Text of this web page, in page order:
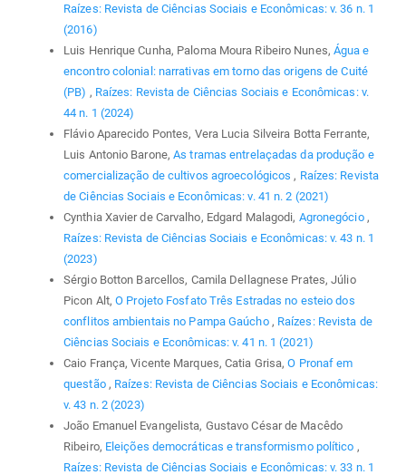
Raízes: Revista de Ciências Sociais e Econômicas: v. 36 n. 1
(2016)
Luis Henrique Cunha, Paloma Moura Ribeiro Nunes, Água e
encontro colonial: narrativas em torno das origens de Cuité
(PB) , Raízes: Revista de Ciências Sociais e Econômicas: v.
44 n. 1 (2024)
Flávio Aparecido Pontes, Vera Lucia Silveira Botta Ferrante,
Luis Antonio Barone,As tramas entrelaçadas da produção e
comercialização de cultivos agroecológicos , Raízes: Revista
de Ciências Sociais e Econômicas: v. 41 n. 2 (2021)
Cynthia Xavier de Carvalho, Edgard Malagodi, Agronegócio ,
Raízes: Revista de Ciências Sociais e Econômicas: v. 43 n. 1
(2023)
Sérgio Botton Barcellos, Camila Dellagnese Prates, Júlio
Picon Alt,O Projeto Fosfato Três Estradas no esteio dos
conflitos ambientais no Pampa Gaúcho , Raízes: Revista de
Ciências Sociais e Econômicas: v. 41 n. 1 (2021)
Caio França, Vicente Marques, Catia Grisa,O Pronaf em
questão , Raízes: Revista de Ciências Sociais e Econômicas:
v. 43 n. 2 (2023)
João Emanuel Evangelista, Gustavo César de Macêdo
Ribeiro, Eleições democráticas e transformismo político ,
Raízes: Revista de Ciências Sociais e Econômicas: v. 33 n. 1